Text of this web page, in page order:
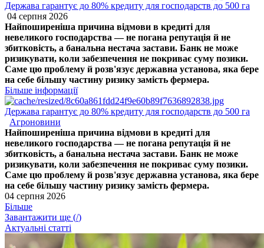
Держава гарантує до 80% кредиту для господарств до 500 га
04 серпня 2026
Найпоширеніша причина відмови в кредиті для
невеликого господарства — не погана репутація й не
збитковість, а банальна нестача застави. Банк не може
ризикувати, коли забезпечення не покриває суму позики.
Саме цю проблему й розв'язує державна установа, яка бере
на себе більшу частину ризику замість фермера.
Більше інформації
Держава гарантує до 80% кредиту для господарств до 500 га
Агроновини
Найпоширеніша причина відмови в кредиті для
невеликого господарства — не погана репутація й не
збитковість, а банальна нестача застави. Банк не може
ризикувати, коли забезпечення не покриває суму позики.
Саме цю проблему й розв'язує державна установа, яка бере
на себе більшу частину ризику замість фермера.
04 серпня 2026
Більше
Завантажити ще (/)
Актуальні статті